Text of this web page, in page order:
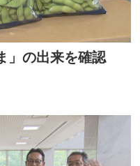
」の出来を確認